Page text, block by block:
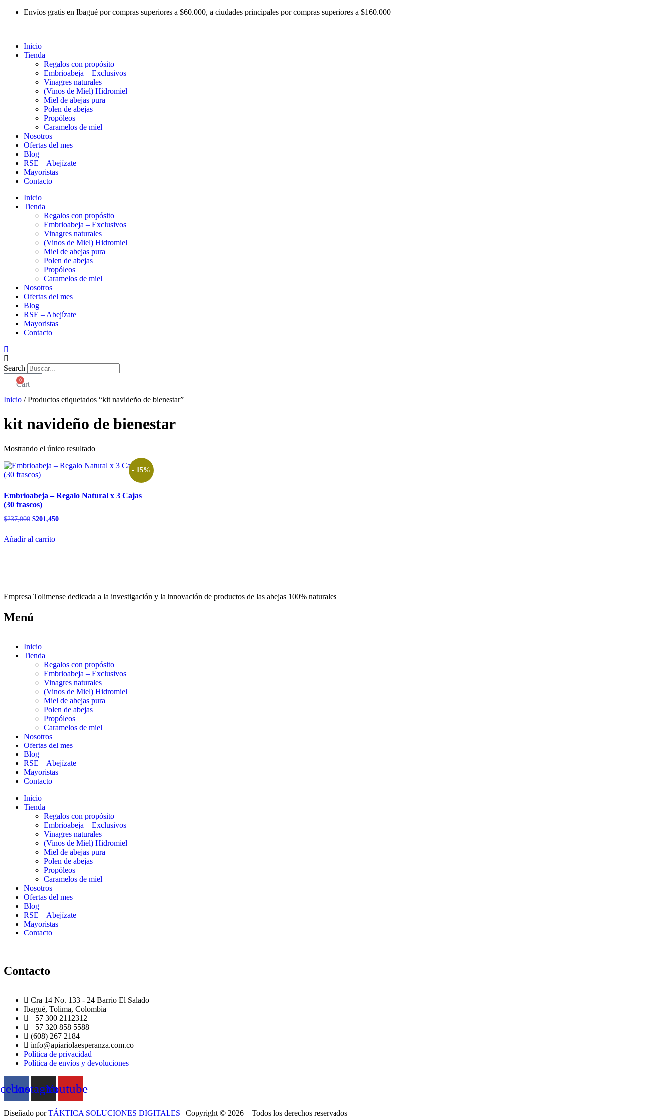
Envíos gratis en Ibagué por compras superiores a $60.000, a ciudades principales por compras superiores a $160.000
Inicio
Tienda
Regalos con propósito
Embrioabeja – Exclusivos
Vinagres naturales
(Vinos de Miel) Hidromiel
Miel de abejas pura
Polen de abejas
Propóleos
Caramelos de miel
Nosotros
Ofertas del mes
Blog
RSE – Abejízate
Mayoristas
Contacto
Inicio
Tienda
Regalos con propósito
Embrioabeja – Exclusivos
Vinagres naturales
(Vinos de Miel) Hidromiel
Miel de abejas pura
Polen de abejas
Propóleos
Caramelos de miel
Nosotros
Ofertas del mes
Blog
RSE – Abejízate
Mayoristas
Contacto
Search
0
Cart
Inicio / Productos etiquetados “kit navideño de bienestar”
kit navideño de bienestar
Mostrando el único resultado
- 15%
Embrioabeja – Regalo Natural x 3 Cajas
(30 frascos)
$237,000 El
era:
$201,450El
Añadir al carrito
Empresa Tolimense dedicada a la investigación y la innovación de productos de las abejas 100% naturales
Menú
Inicio
Tienda
Regalos con propósito
Embrioabeja – Exclusivos
Vinagres naturales
(Vinos de Miel) Hidromiel
Miel de abejas pura
Polen de abejas
Propóleos
Caramelos de miel
Nosotros
Ofertas del mes
Blog
RSE – Abejízate
Mayoristas
Contacto
Inicio
Tienda
Regalos con propósito
Embrioabeja – Exclusivos
Vinagres naturales
(Vinos de Miel) Hidromiel
Miel de abejas pura
Polen de abejas
Propóleos
Caramelos de miel
Nosotros
Ofertas del mes
Blog
RSE – Abejízate
Mayoristas
Contacto
Contacto
Cra 14 No. 133 - 24 Barrio El Salado
Ibagué, Tolima, Colombia
+57 300 2112312
+57 320 858 5588
(608) 267 2184
info@apiariolaesperanza.com.co
Política de privacidad
Política de envíos y devoluciones
InstagramYoutube
Diseñado porTÁKTICA SOLUCIONES DIGITALES | Copyright © 2026 – Todos los derechos reservados